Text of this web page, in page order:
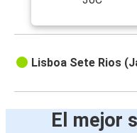
Lisboa Sete Rios
El mejor